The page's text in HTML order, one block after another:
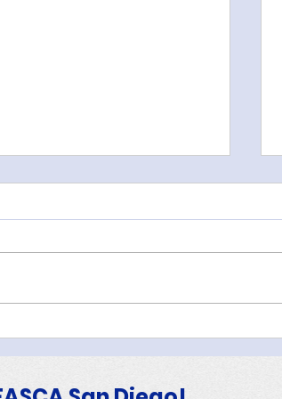
SD Demonstrate
Project Management
Skills at SDCA Lunar New